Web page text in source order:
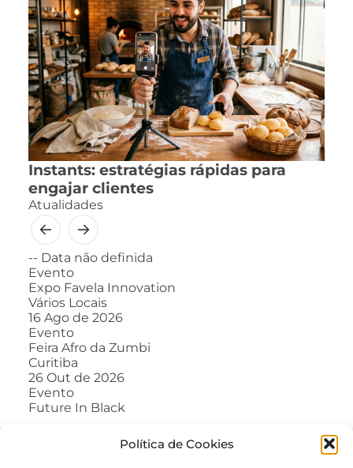
Política de Cookies
Instants: estratégias rápidas para
engajar clientes
Atualidades
-- Data não definida
Evento
Expo Favela Innovation
Vários Locais
16 Ago de 2026
Evento
Feira Afro da Zumbi
Curitiba
26 Out de 2026
Evento
Future In Black